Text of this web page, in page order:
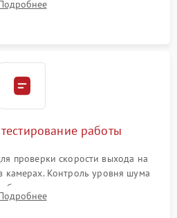
рабочего давления в системе.
работы
проверки скорости выхода на
камерах. Контроль уровня шума
обмерзания стенок и корректного
автоматической оттайки.